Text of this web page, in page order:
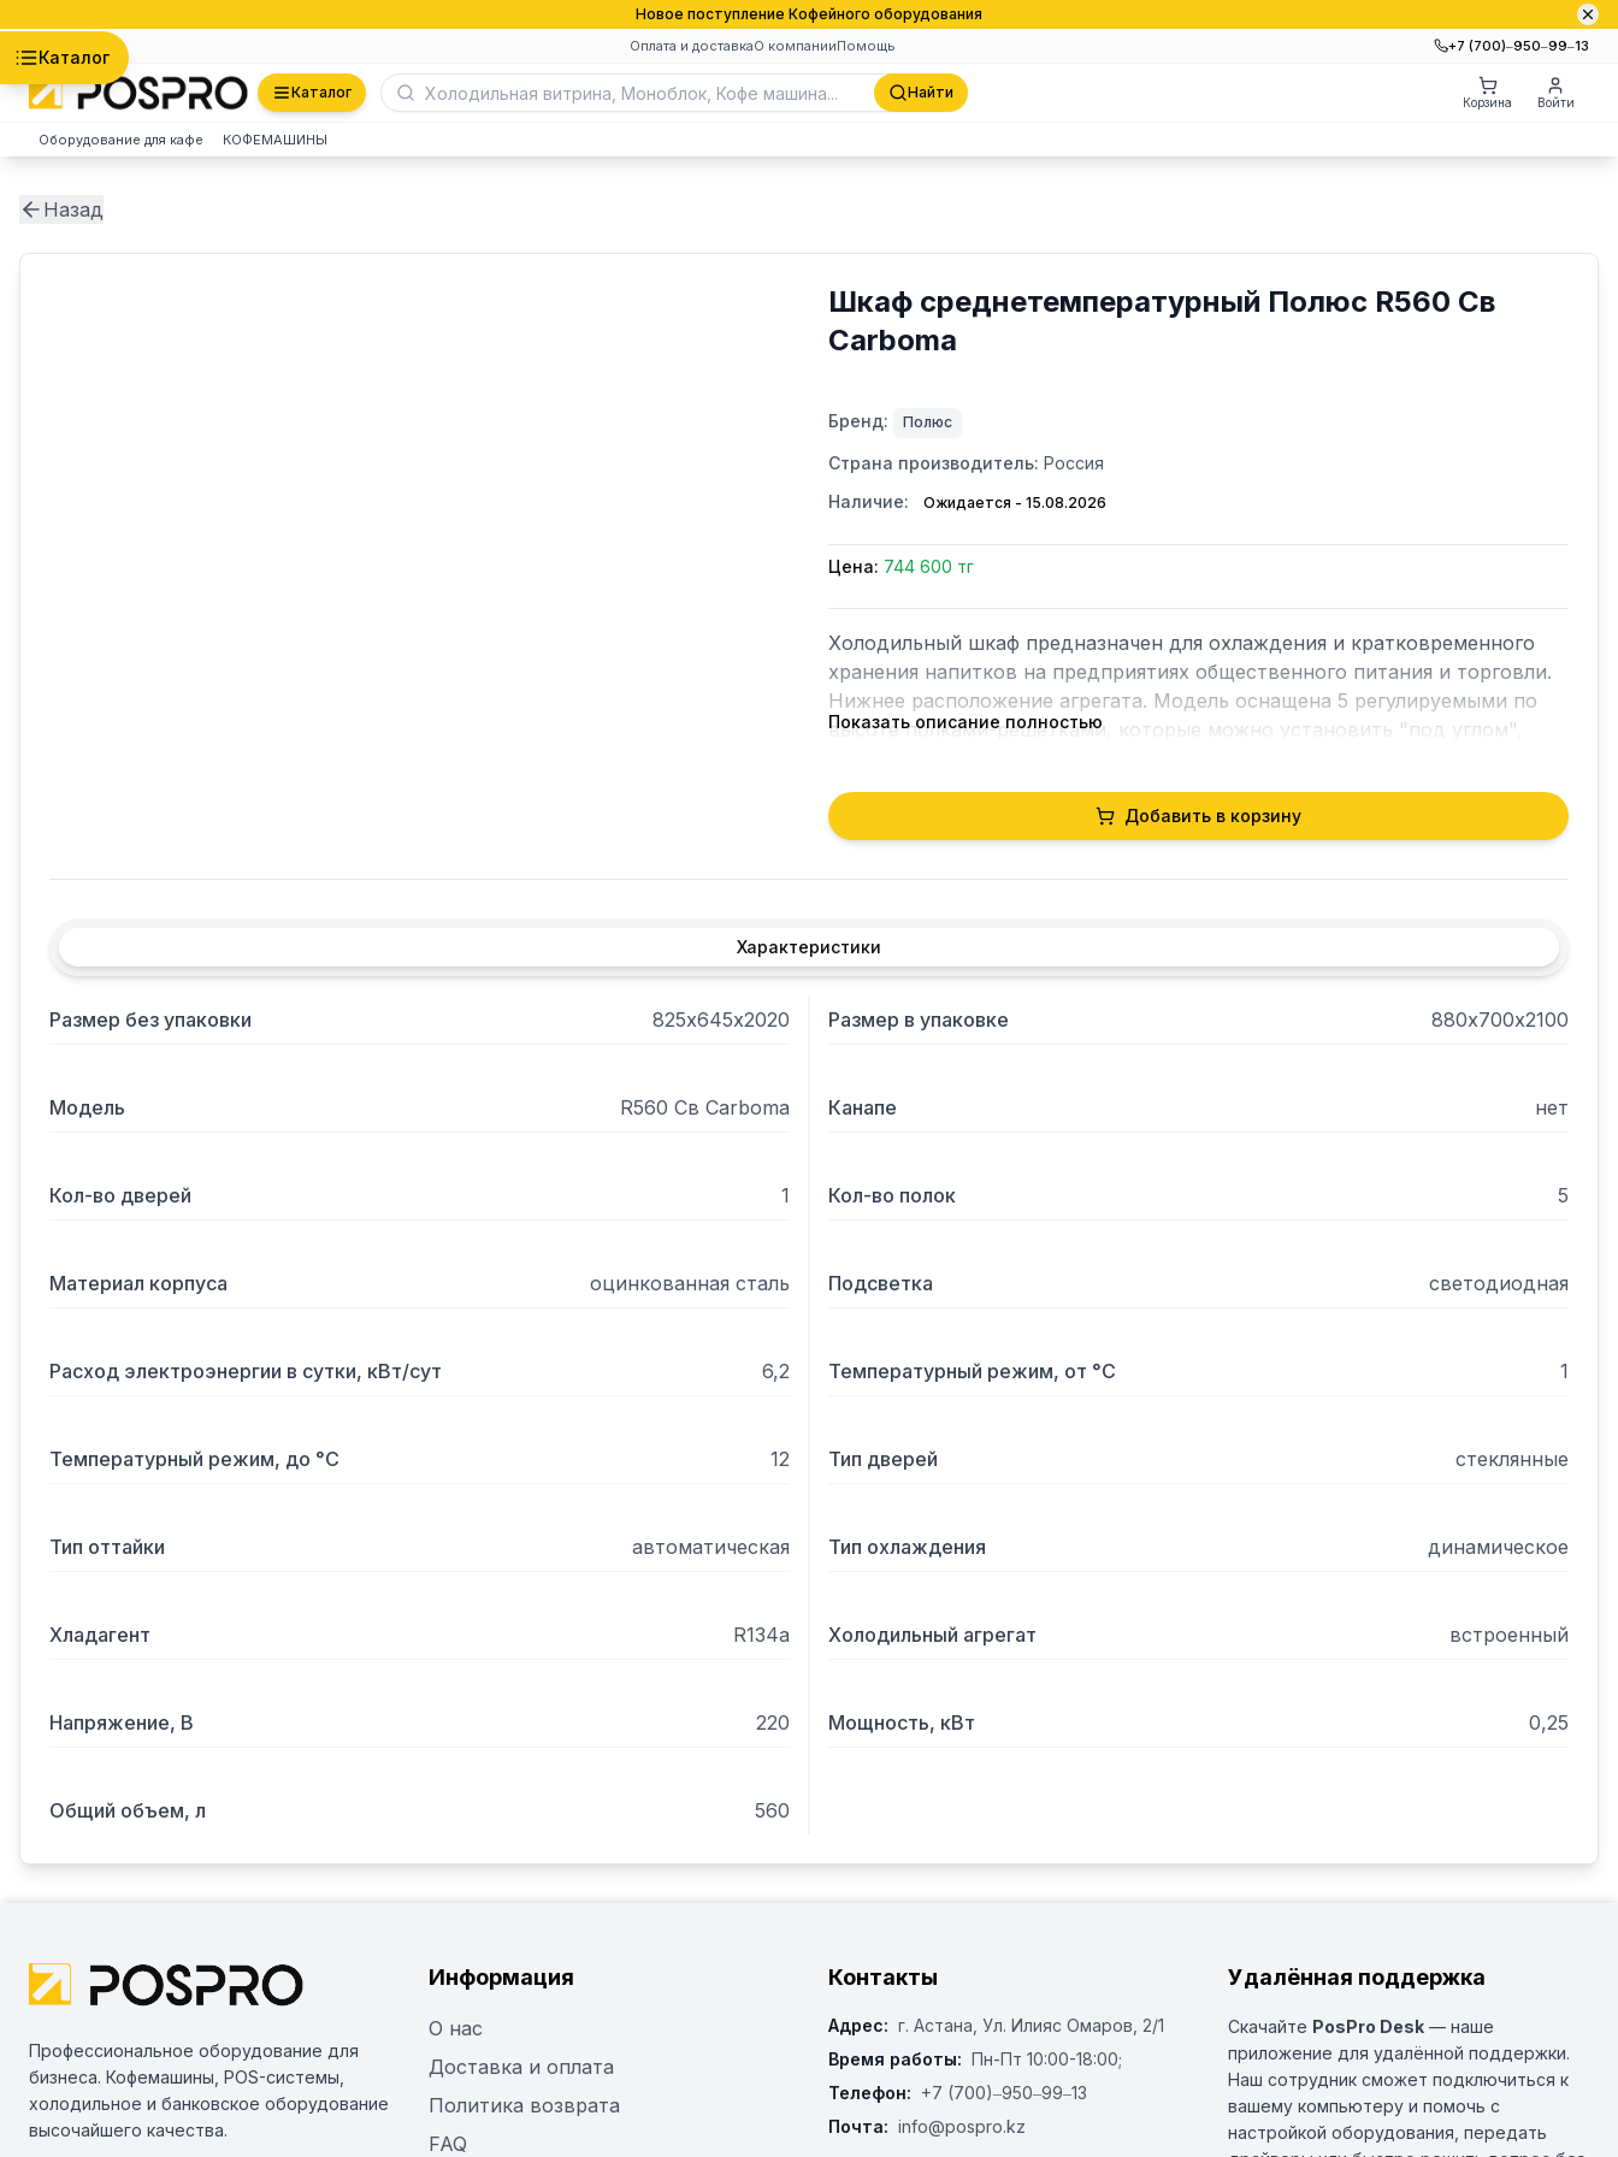
Новое поступление Кофейного оборудования
Оплата и доставкаО компанииПомощь +7 (700)‒950‒99‒13
Каталог
Каталог Найти
Корзина Войти
Оборудование для кафе КОФЕМАШИНЫ
Назад
Шкаф среднетемпературный Полюс R560 Св
Carboma
Бренд: Полюс
Страна производитель: Россия
Наличие:
Ожидается - 15.08.2026
Цена: 744 600 тг
Холодильный шкаф предназначен для охлаждения и кратковременного
хранения напитков на предприятиях общественного питания и торговли.
Нижнее расположение агрегата. Модель оснащена 5 регулируемыми по
высоте полками-решетками, которые можно установить "под углом",
выполнен из оцинкованной стали, цвет-шоколадно-золотистый, дверца -
из стекла.
Показать описание полностью
Добавить в корзину
Характеристики
Размер без упаковки 825х645х2020 Размер в упаковке 880х700х2100
Модель R560 Св Carboma Канапе нет
Кол-во дверей 1 Кол-во полок 5
Материал корпуса оцинкованная сталь Подсветка светодиодная
Расход электроэнергии в сутки, кВт/сут 6,2 Температурный режим, от °С 1
Температурный режим, до °С 12 Тип дверей стеклянные
Тип оттайки автоматическая Тип охлаждения динамическое
Хладагент R134a Холодильный агрегат встроенный
Напряжение, В 220 Мощность, кВт 0,25
Общий объем, л 560
Профессиональное оборудование для
бизнеса. Кофемашины, POS-системы,
холодильное и банковское оборудование
высочайшего качества.
Информация
О нас
Доставка и оплата
Политика возврата
FAQ
Контакты
Адрес: г. Астана, ​Ул. Илияс Омаров, 2/1
Время работы: Пн-Пт 10:00-18:00;
Телефон: +7 (700)‒950‒99‒13
Почта: info@pospro.kz
Удалённая поддержка
Скачайте PosPro Desk — наше
приложение для удалённой поддержки.
Наш сотрудник сможет подключиться к
вашему компьютеру и помочь с
настройкой оборудования, передать